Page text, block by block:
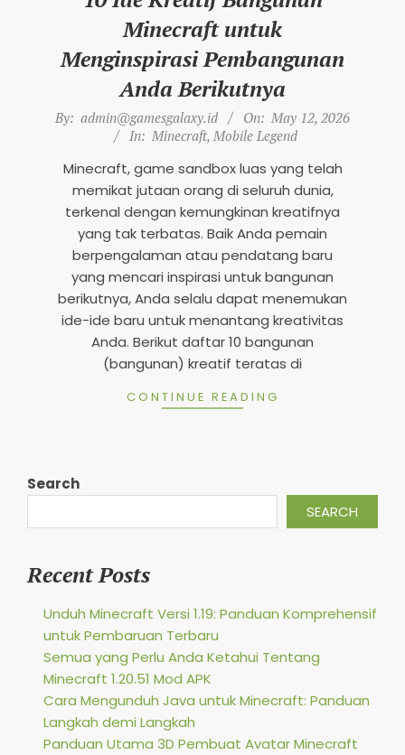
Minecraft untuk
Menginspirasi Pembangunan
Anda Berikutnya
2026-
By: admin@gamesgalaxy.id On: May 12, 2026
In: Minecraft, Mobile Legend
Minecraft, game sandbox luas yang telah
memikat jutaan orang di seluruh dunia,
terkenal dengan kemungkinan kreatifnya
yang tak terbatas. Baik Anda pemain
berpengalaman atau pendatang baru
yang mencari inspirasi untuk bangunan
berikutnya, Anda selalu dapat menemukan
ide-ide baru untuk menantang kreativitas
Anda. Berikut daftar 10 bangunan
(bangunan) kreatif teratas di
CONTINUE READING
Search
SEARCH
Recent Posts
Unduh Minecraft Versi 1.19: Panduan Komprehensif
untuk Pembaruan Terbaru
Semua yang Perlu Anda Ketahui Tentang
Minecraft 1.20.51 Mod APK
Cara Mengunduh Java untuk Minecraft: Panduan
Langkah demi Langkah
Panduan Utama 3D Pembuat Avatar Minecraft